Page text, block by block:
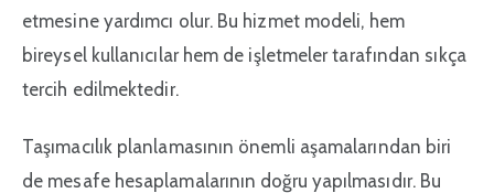
etmesine yardımcı olur. Bu hizmet modeli, hem
bireysel kullanıcılar hem de işletmeler tarafından sıkça
tercih edilmektedir.
Taşımacılık planlamasının önemli aşamalarından biri
de mesafe hesaplamalarının doğru yapılmasıdır. Bu